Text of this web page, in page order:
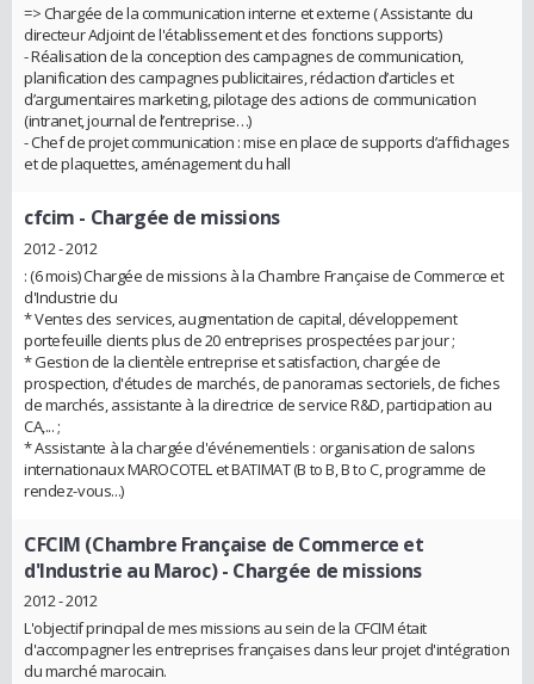
=> Chargée de la communication interne et externe ( Assistante du
directeur Adjoint de l'établissement et des fonctions supports)
- Réalisation de la conception des campagnes de communication,
planification des campagnes publicitaires, rédaction d’articles et
d’argumentaires marketing, pilotage des actions de communication
(intranet, journal de l’entreprise…)
- Chef de projet communication : mise en place de supports d’affichages
et de plaquettes, aménagement du hall
cfcim - Chargée de missions
2012 - 2012
: (6 mois) Chargée de missions à la Chambre Française de Commerce et
d'Industrie du
* Ventes des services, augmentation de capital, développement
portefeuille clients plus de 20 entreprises prospectées par jour ;
* Gestion de la clientèle entreprise et satisfaction, chargée de
prospection, d'études de marchés, de panoramas sectoriels, de fiches
de marchés, assistante à la directrice de service R&D, participation au
CA,... ;
* Assistante à la chargée d'événementiels : organisation de salons
internationaux MAROCOTEL et BATIMAT (B to B, B to C, programme de
rendez-vous...)
CFCIM (Chambre Française de Commerce et
d'Industrie au Maroc)- Chargée de missions
2012 - 2012
L'objectif principal de mes missions au sein de la CFCIM était
d'accompagner les entreprises françaises dans leur projet d'intégration
du marché marocain.